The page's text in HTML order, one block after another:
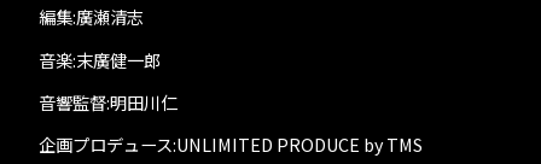
編集:廣瀬清志
音楽:末廣健一郎
音響監督:明田川仁
企画プロデュース:UNLIMITED PRODUCE by TMS